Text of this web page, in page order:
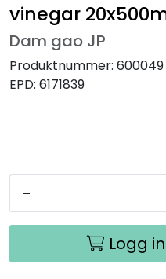
vinegar
Dam gao JP
Produktnummer: 600049
EPD: 6171839
-
Logg